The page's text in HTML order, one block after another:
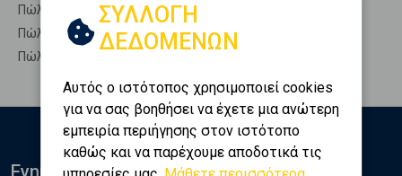
Πώληση Υπόγεια ΣΗΠΙΑΔΑ
Πώληση Υπόσκαφα ΣΗΠΙΑΔΑ
Πώληση Υπολ. υψουν ΣΗΠΙΑΔΑ
ΣΥΛΛΟΓΗ
ΔΕΔΟΜΕΝΩΝ
Αυτός ο ιστότοπος χρησιμοποιεί cookies
για να σας βοηθήσει να έχετε μια ανώτερη
εμπειρία περιήγησης στον ιστότοπο
καθώς και να παρέχουμε αποδοτικά τις
Ενημερωθείτε